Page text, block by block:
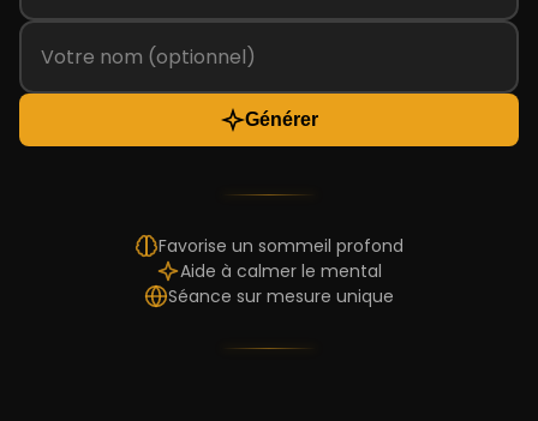
Générer
Favorise un sommeil profond
Aide à calmer le mental
Séance sur mesure unique